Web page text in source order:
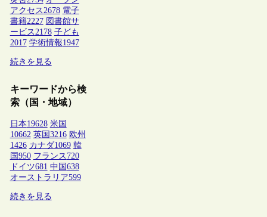
アクセス2678 電子
書籍2227 図書館サ
ービス2178 子ども
2017 学術情報1947
続きを見る
キーワードから検
索（国・地域）
日本19628 米国
10662 英国 3216 欧州
1426 カナダ1069 韓
国 950 フランス 720
ドイツ681 中国 638
オーストラリア599
続きを見る